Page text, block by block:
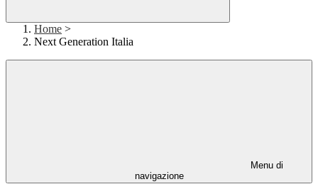
Home >
Next Generation Italia
Menu di
navigazione